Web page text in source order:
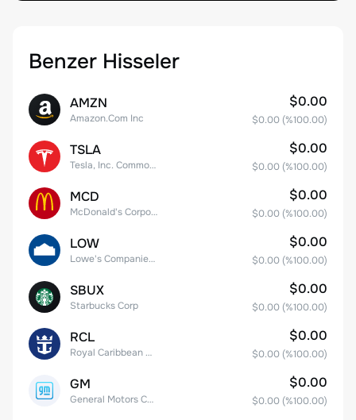
Benzer Hisseler
AMZN
Amazon.Com Inc
$0.00
$0.00 (%100.00)
TSLA
Tesla, Inc. Common Stock
$0.00
$0.00 (%100.00)
MCD
McDonald's Corporation
$0.00
$0.00 (%100.00)
LOW
Lowe's Companies Inc.
$0.00
$0.00 (%100.00)
SBUX
Starbucks Corp
$0.00
$0.00 (%100.00)
RCL
Royal Caribbean Group
$0.00
$0.00 (%100.00)
GM
General Motors Company
$0.00
$0.00 (%100.00)